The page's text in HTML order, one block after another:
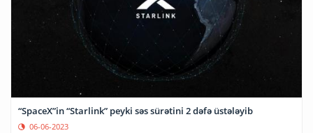
“SpaceX”in “Starlink” peyki səs sürətini 2 dəfə üstələyib
06-06-2023